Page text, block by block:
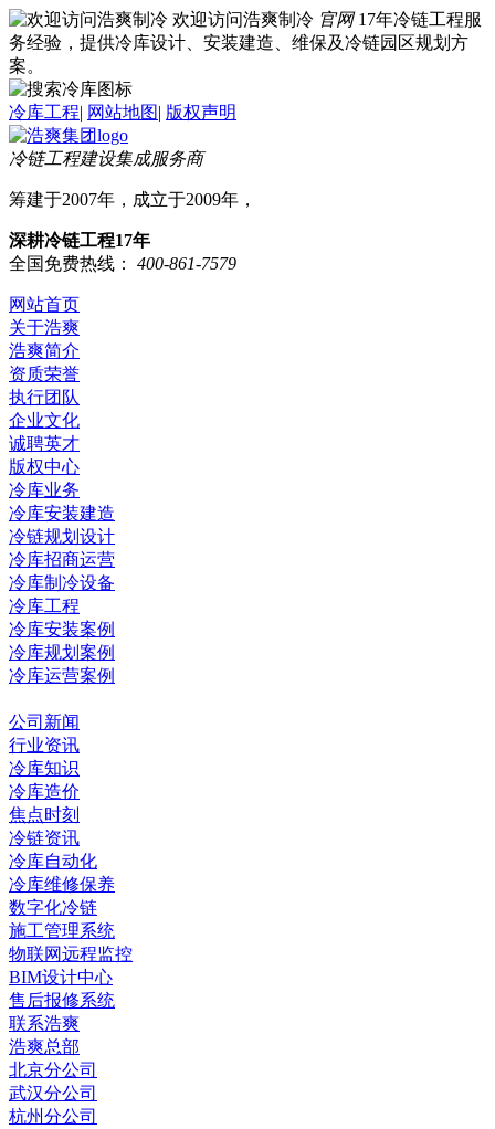
欢迎访问浩爽制冷 官网 17年冷链工程服
务经验，提供冷库设计、安装建造、维保及冷链园区规划方
案。
冷库工程| 网站地图| 版权声明
冷链工程建设集成服务商
筹建于2007年，成立于2009年，
深耕冷链工程17年
全国免费热线：
400-861-7579
网站首页
关于浩爽
浩爽简介
资质荣誉
执行团队
企业文化
诚聘英才
版权中心
冷库业务
冷库安装建造
冷链规划设计
冷库招商运营
冷库制冷设备
冷库工程
冷库安装案例
冷库规划案例
冷库运营案例
公司新闻
行业资讯
冷库知识
冷库造价
焦点时刻
冷链资讯
冷库自动化
冷库维修保养
数字化冷链
施工管理系统
物联网远程监控
BIM设计中心
售后报修系统
联系浩爽
浩爽总部
北京分公司
武汉分公司
杭州分公司